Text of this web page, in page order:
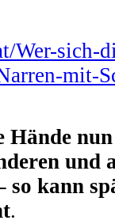
Wer-sich-
mit-
und
kann
.